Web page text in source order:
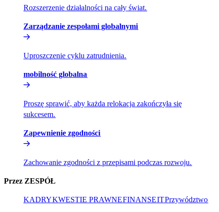
Rozszerzenie działalności na cały świat.​​
Zarządzanie zespołami globalnymi​​
Uproszczenie cyklu zatrudnienia.​​
mobilność globalna​​
Proszę sprawić, aby każda relokacja zakończyła się
sukcesem.​​
Zapewnienie zgodności​​
Zachowanie zgodności z przepisami podczas rozwoju.​​
Przez ZESPÓŁ​​
KADRY​​KWESTIE PRAWNE​​FINANSE​​IT​​Przywództwo​​